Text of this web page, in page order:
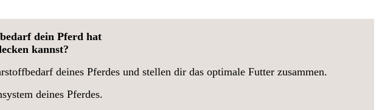
dein Pferd hat
kannst?
deines Pferdes und stellen dir das optimale Futter zusammen.
deines Pferdes.